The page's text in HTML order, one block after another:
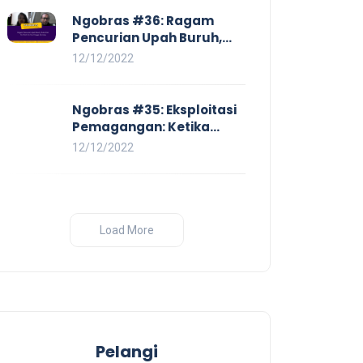
Ngobras #36: Ragam
Pencurian Upah Buruh,
Mulai Dari No Work No Pay
12/12/2022
Ngobras #35: Eksploitasi
Pemagangan: Ketika
Instituasi Pendidikan
12/12/2022
Load More
Pelangi